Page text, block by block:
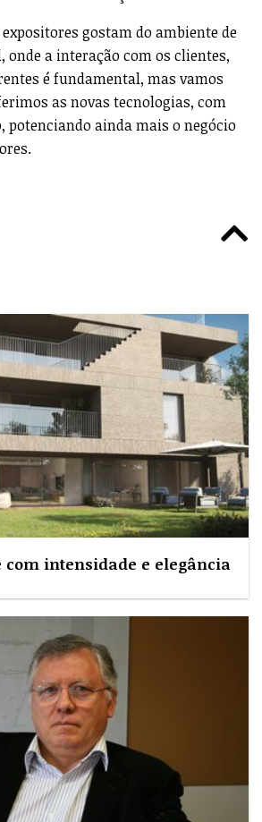
gostam do ambiente de
onde a interação com os clientes,
é fundamental, mas vamos
as novas tecnologias, com
potenciando ainda mais o negócio
com intensidade e elegância